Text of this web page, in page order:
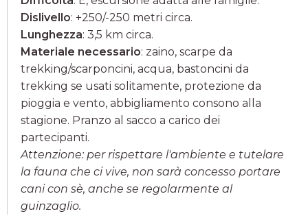
Dislivello: +250/-250 metri circa.
Lunghezza: 3,5 km circa.
Materiale necessario: zaino, scarpe da
trekking/scarponcini, acqua, bastoncini da
trekking se usati solitamente, protezione da
pioggia e vento, abbigliamento consono alla
stagione. Pranzo al sacco a carico dei
partecipanti.
Attenzione: per rispettare l'ambiente e tutelare
la fauna che ci vive, non sarà concesso portare
cani con sè, anche se regolarmente al
guinzaglio.